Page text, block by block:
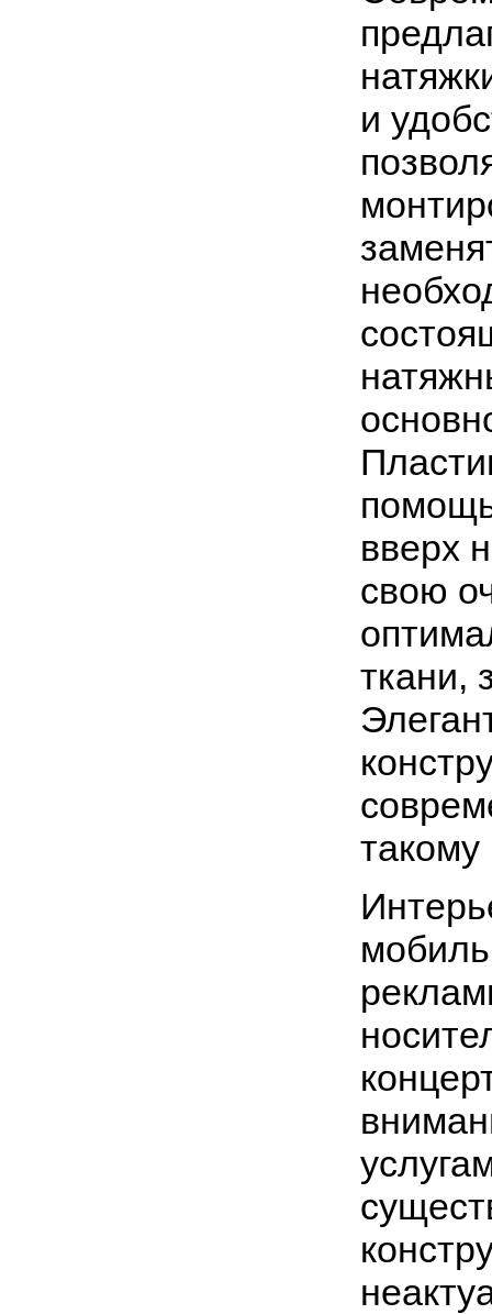
и
вверх
свою
ткани,
такому